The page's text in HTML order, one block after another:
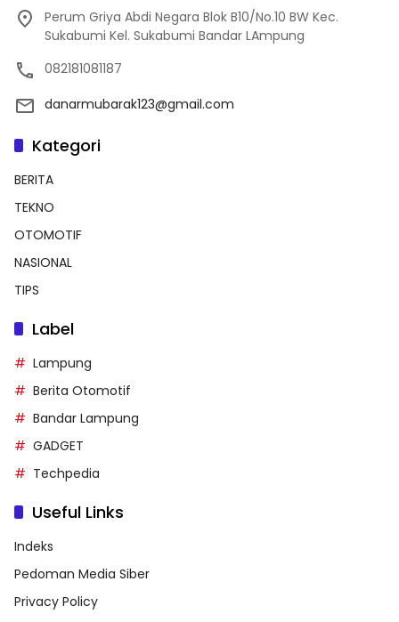
Perum Griya Abdi Negara Blok B10/No.10 BW Kec.
Sukabumi Kel. Sukabumi Bandar LAmpung
082181081187
danarmubarak123@gmail.com
Kategori
BERITA
TEKNO
OTOMOTIF
NASIONAL
TIPS
Label
Lampung
Berita Otomotif
Bandar Lampung
GADGET
Techpedia
Useful Links
Indeks
Pedoman Media Siber
Privacy Policy